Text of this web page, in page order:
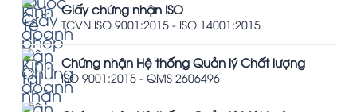
Giấy chứng nhận ISO
TCVN ISO 9001:2015 - ISO 14001:2015
Chứng nhận Hệ thống Quản lý Chất lượng
ISO 9001:2015 - QMS 2606496